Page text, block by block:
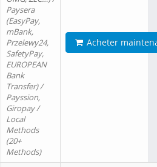
Paysera
(EasyPay,
mBank,
Przelewy24,
SafetyPay,
EUROPEAN
Bank
Transfer) /
Payssion,
Giropay /
Local
Methods
(20+
Methods)
Acheter